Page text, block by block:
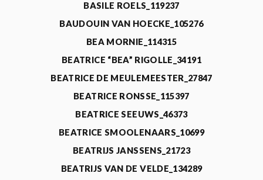
BASILE ROELS_119237
BAUDOUIN VAN HOECKE_105276
BEA MORNIE_114315
BEATRICE “BEA” RIGOLLE_34191
BEATRICE DE MEULEMEESTER_27847
BEATRICE RONSSE_115397
BEATRICE SEEUWS_46373
BEATRICE SMOOLENAARS_10699
BEATRIJS JANSSENS_21723
BEATRIJS VAN DE VELDE_134289